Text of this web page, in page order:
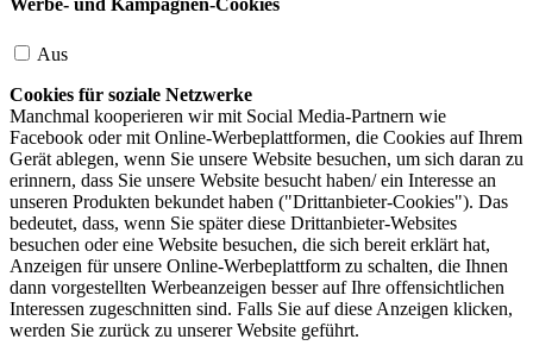
Werbe- und Kampagnen-Cookies
Aus
Cookies für soziale Netzwerke
Manchmal kooperieren wir mit Social Media-Partnern wie
Facebook oder mit Online-Werbeplattformen, die Cookies auf Ihrem
Gerät ablegen, wenn Sie unsere Website besuchen, um sich daran zu
erinnern, dass Sie unsere Website besucht haben/ ein Interesse an
unseren Produkten bekundet haben ("Drittanbieter-Cookies"). Das
bedeutet, dass, wenn Sie später diese Drittanbieter-Websites
besuchen oder eine Website besuchen, die sich bereit erklärt hat,
Anzeigen für unsere Online-Werbeplattform zu schalten, die Ihnen
dann vorgestellten Werbeanzeigen besser auf Ihre offensichtlichen
Interessen zugeschnitten sind. Falls Sie auf diese Anzeigen klicken,
werden Sie zurück zu unserer Website geführt.